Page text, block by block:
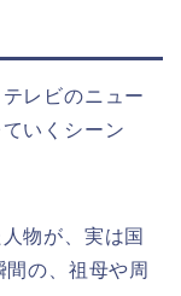
レビのニュー
いくシーン
物が、実は国
の、祖母や周